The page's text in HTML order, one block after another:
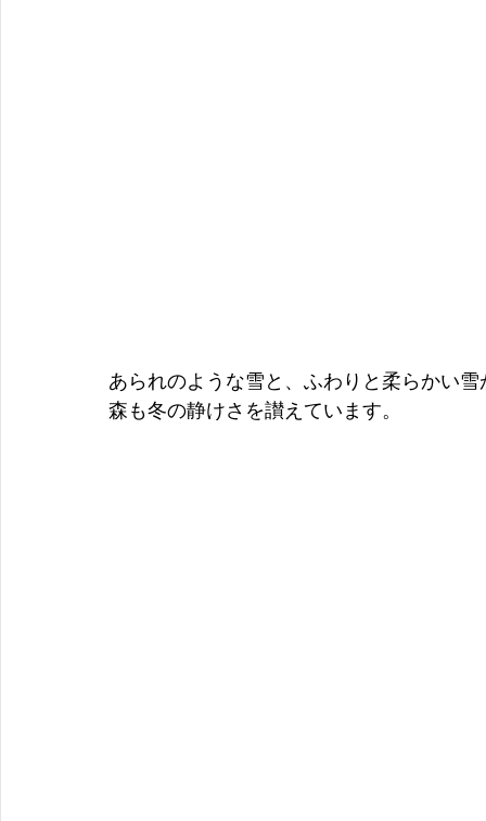
あられのような雪と、ふわりと柔らかい雪
森も冬の静けさを讃えています。